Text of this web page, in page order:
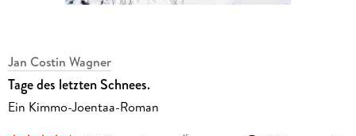
Jan Costin Wagner
Tage des letzten Schnees.
Ein Kimmo-Joentaa-Roman